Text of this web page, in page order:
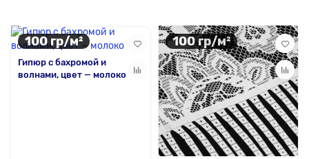
100 гр/м²
Гипюр с бахромой и
волнами, цвет — молоко
100 гр/м²